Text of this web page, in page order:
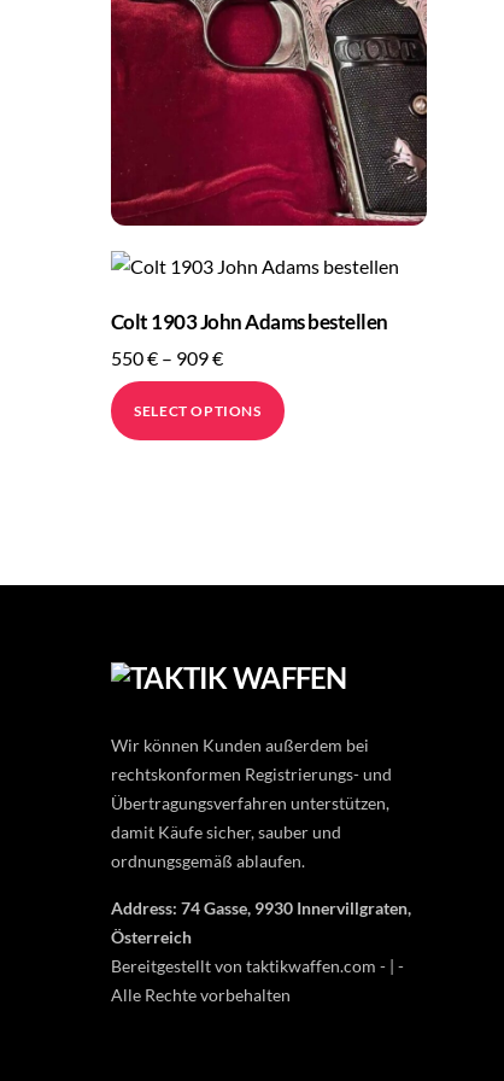
Colt 1903 John Adams bestellen
550€ – 909€Price
range:
550 €
SELECT OPTIONS
This
product
options
chosen
the
product
page
Wir können Kunden außerdem bei
rechtskonformen Registrierungs- und
Übertragungsverfahren unterstützen,
damit Käufe sicher, sauber und
ordnungsgemäß ablaufen.
Address: 74 Gasse, 9930 Innervillgraten,
Österreich
Bereitgestellt von taktikwaffen.com - | -
Alle Rechte vorbehalten